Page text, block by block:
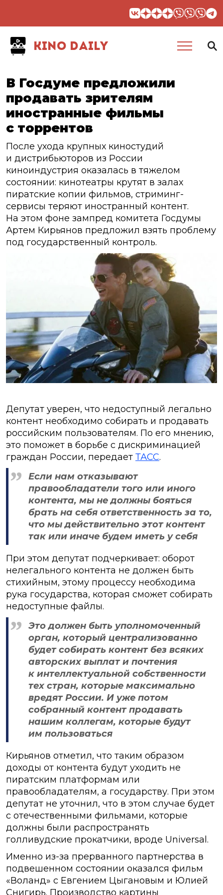
KINO DAILY
В Госдуме предложили
продавать зрителям
иностранные фильмы
с торрентов
После ухода крупных киностудий
и дистрибьюторов из России
киноиндустрия оказалась в тяжелом
состоянии: кинотеатры крутят в залах
пиратские копии фильмов, стриминг-
сервисы теряют иностранный контент.
На этом фоне зампред комитета Госдумы
Артем Кирьянов предложил взять проблему
под государственный контроль.
Депутат уверен, что недоступный легально
контент необходимо собирать и продавать
российским пользователям. По его мнению,
это поможет в борьбе с дискриминацией
граждан России, передает ТАСС.
Если нам отказывают
правообладатели того или иного
контента, мы не должны бояться
брать на себя ответственность за то,
что мы действительно этот контент
так или иначе будем иметь у себя
При этом депутат подчеркивает: оборот
нелегального контента не должен быть
стихийным, этому процессу необходима
рука государства, которая сможет собирать
недоступные файлы.
Это должен быть уполномоченный
орган, который централизованно
будет собирать контент без всяких
авторских выплат и почтения
к интеллектуальной собственности
тех стран, которые максимально
вредят России. И уже потом
собранный контент продавать
нашим коллегам, которые будут
им пользоваться
Кирьянов отметил, что таким образом
доходы от контента будут уходить не
пиратским платформам или
правообладателям, а государству. При этом
депутат не уточнил, что в этом случае будет
с отечественными фильмами, которые
должны были распространять
голливудские прокатчики, вроде Universal.
Именно из-за прерванного партнерства в
подвешенном состоянии оказался фильм
«Воланд» с Евгением Цыгановым и Юлией
Снигирь. Производство картины